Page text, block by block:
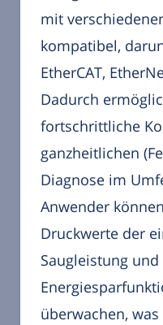
mit
kompatibel,
EtherCAT,
Dadurch
fortschrittliche
ganzheitlichen
Diagnose im
Anwender
Druckwerte der
Saugleistung
überwachen,